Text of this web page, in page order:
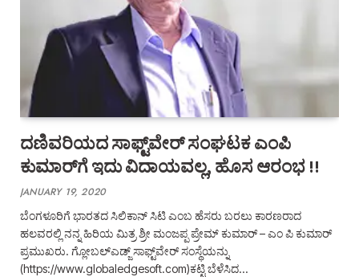
ದಣಿವರಿಯದ ಸಾಫ್ಟ್‌ವೇರ್‌ ಸಂಘಟಕ ಎಂಪಿ
ಕುಮಾರ್‌ಗೆ ಇದು ವಿದಾಯವಲ್ಲ, ಹೊಸ ಆರಂಭ !!
JANUARY 19, 2020
ಬೆಂಗಳೂರಿಗೆ ಭಾರತದ ಸಿಲಿಕಾನ್ ಸಿಟಿ ಎಂಬ ಹೆಸರು ಬರಲು ಕಾರಣರಾದ
ಹಲವರಲ್ಲಿ ನನ್ನ ಹಿರಿಯ ಮಿತ್ರ ಶ್ರೀ ಮಂಜಪ್ಪ ಪ್ರೇಮ್ ಕುಮಾರ್ – ಎಂ ಪಿ ಕುಮಾರ್
ಪ್ರಮುಖರು. ಗ್ಲೋಬಲ್ಎಡ್ಜ್ ಸಾಫ್ಟ್‌ವೇರ್‌ ಸಂಸ್ಥೆಯನ್ನು
(https://www.globaledgesoft.com)ಕಟ್ಟಿ ಬೆಳೆಸಿದ…